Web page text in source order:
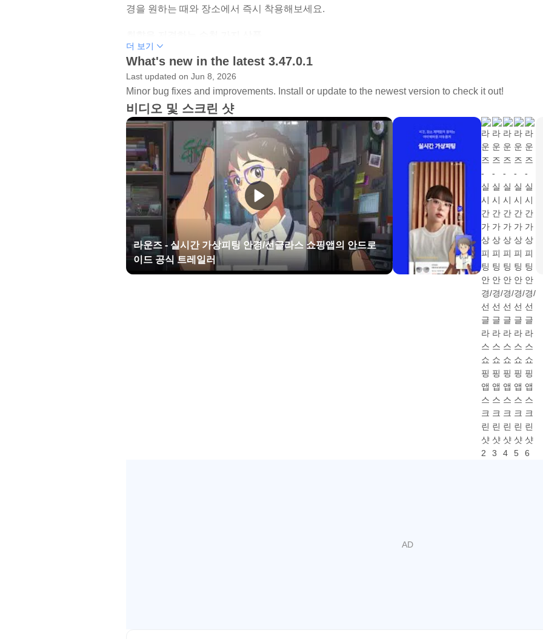
경을 원하는 때와 장소에서 즉시 착용해보세요.
국내외 명품 브랜드부터 하우스 브랜드까지 4천 개가 넘는 다양한 아이웨어를 판매합니다. 디자인
피팅부터 렌즈까지 안경원 전문 케어
전국 150여 곳의 라운즈 파트너 안경원을 방문하세요. 상품을 픽업하고 검안, 도수 렌즈 맞춤 등의
지 라운즈 고객만의 특별한 서비스를 받아보세요.
합리적인 가격, 믿을 수 있는 정품
라운즈는 투명한 가격 정책을 통해 가격 거품을 덜어내고, 모든 상품을 믿고 구매할 수 있도록 정품
로 정품 안경과 선글라스를 만나보세요.
신속하고 친절한 서비스
착용 중인 제품에 문제가 생겼나요? 라운즈 고객센터에 말씀해 주세요. 라운즈는 모든 고객님의
를 책입니다.
▶ 서비스에 필요한 접근 권한
접근 권한에 동의하지 않아도 앱 이용이 가능하지만, 일부 서비스 이용에 제한이 있을 수 있습니다.
더 보기
What's new in the latest 3.47.0.1
Last updated on Jun 8, 2026
Minor bug fixes and improvements. Install or update to the newest version to check it out!
비디오 및 스크린 샷
라운즈 - 실시간 가상피팅 안경/선글라스 쇼핑앱의 안드로
이드 공식 트레일러